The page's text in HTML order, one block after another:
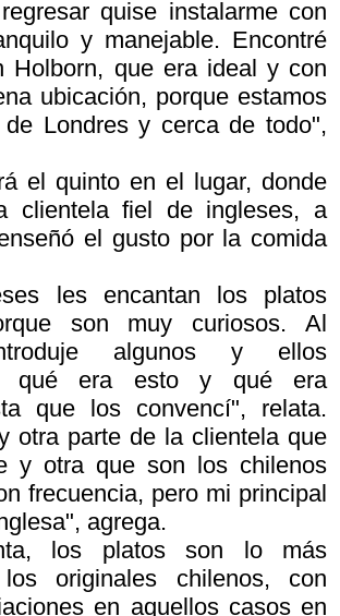
quise instalarme con
y manejable. Encontré
Holborn, que era ideal y con
ubicación, porque estamos
Londres y cerca de todo",
el quinto en el lugar, donde
clientela fiel de ingleses, a
el gusto por la comida
les encantan los platos
son muy curiosos. Al
algunos y ellos
qué era esto y qué era
que los convencí", relata.
otra parte de la clientela que
y otra que son los chilenos
frecuencia, pero mi principal
agrega.
los platos son lo más
originales chilenos, con
en aquellos casos en